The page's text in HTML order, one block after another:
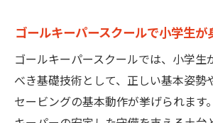
ゴールキーパースクールで小学生
ゴールキーパースクールでは、小学生
べき基礎技術として、正しい基本姿勢
セービングの基本動作が挙げられます